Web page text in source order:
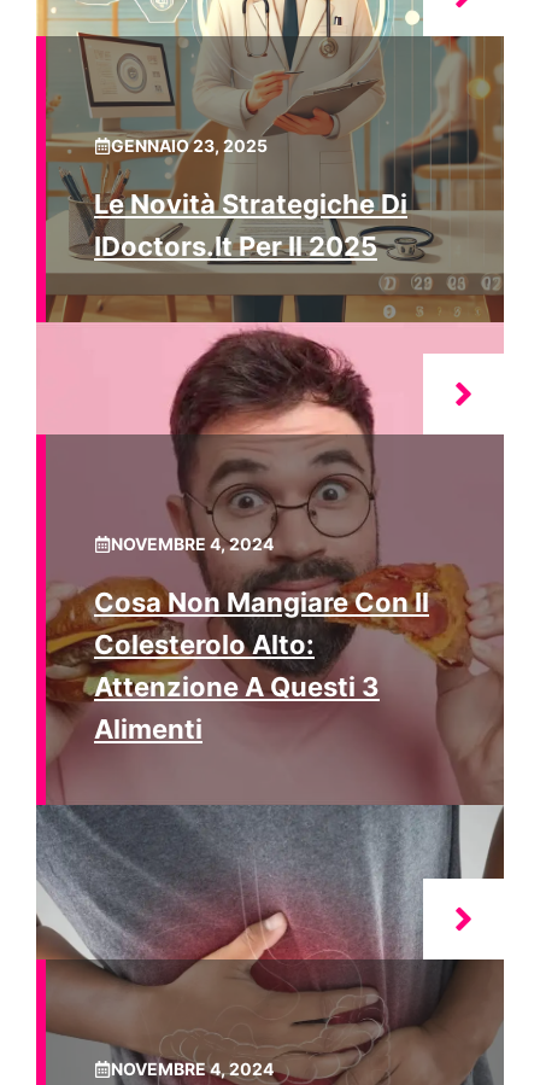
GENNAIO 23, 2025
Le Novità Strategiche Di
IDoctors.it Per Il 2025
NOVEMBRE 4, 2024
Cosa Non Mangiare Con Il
Colesterolo Alto:
Attenzione A Questi 3
Alimenti
NOVEMBRE 4, 2024